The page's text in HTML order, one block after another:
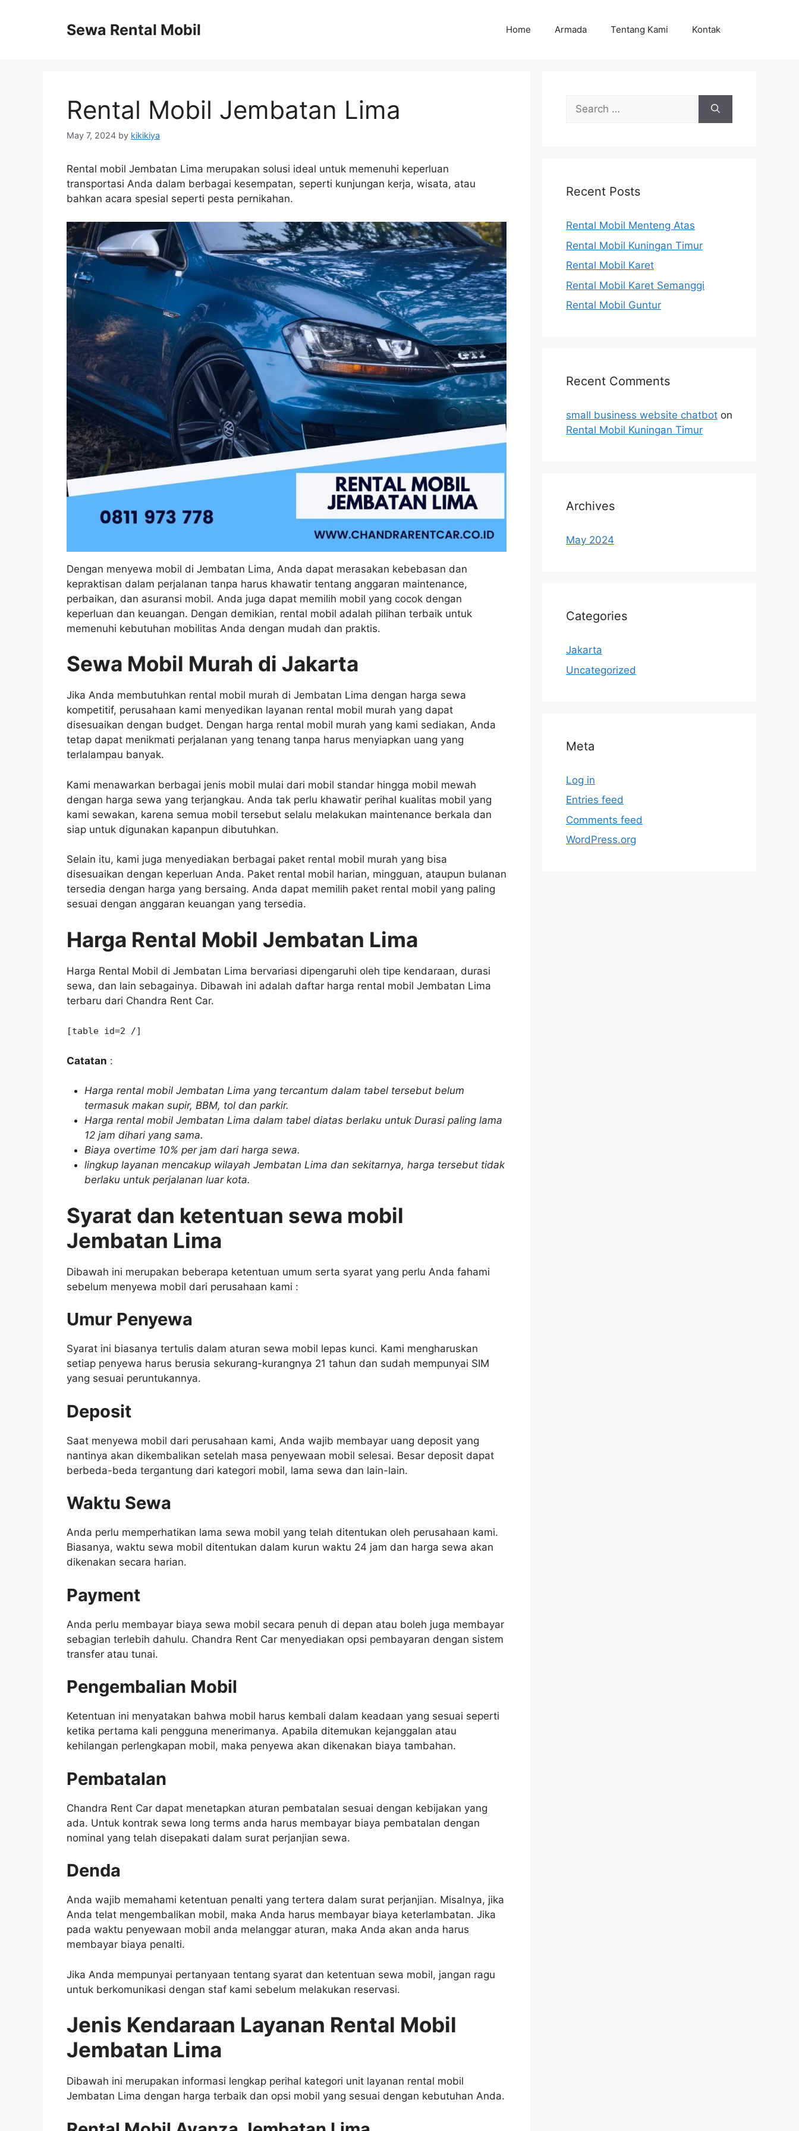
Sewa Rental Mobil Home Armada Tentang Kami Kontak
Rental Mobil Jembatan Lima
May 7, 2024 by kikikiya
Rental mobil Jembatan Lima merupakan solusi ideal untuk memenuhi keperluan
transportasi Anda dalam berbagai kesempatan, seperti kunjungan kerja, wisata, atau
bahkan acara spesial seperti pesta pernikahan.
Dengan menyewa mobil di Jembatan Lima, Anda dapat merasakan kebebasan dan
kepraktisan dalam perjalanan tanpa harus khawatir tentang anggaran maintenance,
perbaikan, dan asuransi mobil. Anda juga dapat memilih mobil yang cocok dengan
keperluan dan keuangan. Dengan demikian, rental mobil adalah pilihan terbaik untuk
memenuhi kebutuhan mobilitas Anda dengan mudah dan praktis.
Sewa Mobil Murah di Jakarta
Jika Anda membutuhkan rental mobil murah di Jembatan Lima dengan harga sewa
kompetitif, perusahaan kami menyedikan layanan rental mobil murah yang dapat
disesuaikan dengan budget. Dengan harga rental mobil murah yang kami sediakan, Anda
tetap dapat menikmati perjalanan yang tenang tanpa harus menyiapkan uang yang
terlalampau banyak.
Kami menawarkan berbagai jenis mobil mulai dari mobil standar hingga mobil mewah
dengan harga sewa yang terjangkau. Anda tak perlu khawatir perihal kualitas mobil yang
kami sewakan, karena semua mobil tersebut selalu melakukan maintenance berkala dan
siap untuk digunakan kapanpun dibutuhkan.
Selain itu, kami juga menyediakan berbagai paket rental mobil murah yang bisa
disesuaikan dengan keperluan Anda. Paket rental mobil harian, mingguan, ataupun bulanan
tersedia dengan harga yang bersaing. Anda dapat memilih paket rental mobil yang paling
sesuai dengan anggaran keuangan yang tersedia.
Harga Rental Mobil Jembatan Lima
Harga Rental Mobil di Jembatan Lima bervariasi dipengaruhi oleh tipe kendaraan, durasi
sewa, dan lain sebagainya. Dibawah ini adalah daftar harga rental mobil Jembatan Lima
terbaru dari Chandra Rent Car.
[table id=2 /]
Catatan :
Harga rental mobil Jembatan Lima yang tercantum dalam tabel tersebut belum
termasuk makan supir, BBM, tol dan parkir.
Harga rental mobil Jembatan Lima dalam tabel diatas berlaku untuk Durasi paling lama
12 jam dihari yang sama.
Biaya overtime 10% per jam dari harga sewa.
lingkup layanan mencakup wilayah Jembatan Lima dan sekitarnya, harga tersebut tidak
berlaku untuk perjalanan luar kota.
Syarat dan ketentuan sewa mobil
Jembatan Lima
Dibawah ini merupakan beberapa ketentuan umum serta syarat yang perlu Anda fahami
sebelum menyewa mobil dari perusahaan kami :
Umur Penyewa
Syarat ini biasanya tertulis dalam aturan sewa mobil lepas kunci. Kami mengharuskan
setiap penyewa harus berusia sekurang-kurangnya 21 tahun dan sudah mempunyai SIM
yang sesuai peruntukannya.
Deposit
Saat menyewa mobil dari perusahaan kami, Anda wajib membayar uang deposit yang
nantinya akan dikembalikan setelah masa penyewaan mobil selesai. Besar deposit dapat
berbeda-beda tergantung dari kategori mobil, lama sewa dan lain-lain.
Waktu Sewa
Anda perlu memperhatikan lama sewa mobil yang telah ditentukan oleh perusahaan kami.
Biasanya, waktu sewa mobil ditentukan dalam kurun waktu 24 jam dan harga sewa akan
dikenakan secara harian.
Payment
Anda perlu membayar biaya sewa mobil secara penuh di depan atau boleh juga membayar
sebagian terlebih dahulu. Chandra Rent Car menyediakan opsi pembayaran dengan sistem
transfer atau tunai.
Pengembalian Mobil
Ketentuan ini menyatakan bahwa mobil harus kembali dalam keadaan yang sesuai seperti
ketika pertama kali pengguna menerimanya. Apabila ditemukan kejanggalan atau
kehilangan perlengkapan mobil, maka penyewa akan dikenakan biaya tambahan.
Pembatalan
Chandra Rent Car dapat menetapkan aturan pembatalan sesuai dengan kebijakan yang
ada. Untuk kontrak sewa long terms anda harus membayar biaya pembatalan dengan
nominal yang telah disepakati dalam surat perjanjian sewa.
Denda
Anda wajib memahami ketentuan penalti yang tertera dalam surat perjanjian. Misalnya, jika
Anda telat mengembalikan mobil, maka Anda harus membayar biaya keterlambatan. Jika
pada waktu penyewaan mobil anda melanggar aturan, maka Anda akan anda harus
membayar biaya penalti.
Jika Anda mempunyai pertanyaan tentang syarat dan ketentuan sewa mobil, jangan ragu
untuk berkomunikasi dengan staf kami sebelum melakukan reservasi.
Jenis Kendaraan Layanan Rental Mobil
Jembatan Lima
Dibawah ini merupakan informasi lengkap perihal kategori unit layanan rental mobil
Jembatan Lima dengan harga terbaik dan opsi mobil yang sesuai dengan kebutuhan Anda.
Search
for:
Recent Posts
Rental Mobil Menteng Atas
Rental Mobil Kuningan Timur
Rental Mobil Karet
Rental Mobil Karet Semanggi
Rental Mobil Guntur
Recent Comments
small business website chatbot on
Rental Mobil Kuningan Timur
Archives
May 2024
Categories
Jakarta
Uncategorized
Meta
Log in
Entries feed
Comments feed
WordPress.org